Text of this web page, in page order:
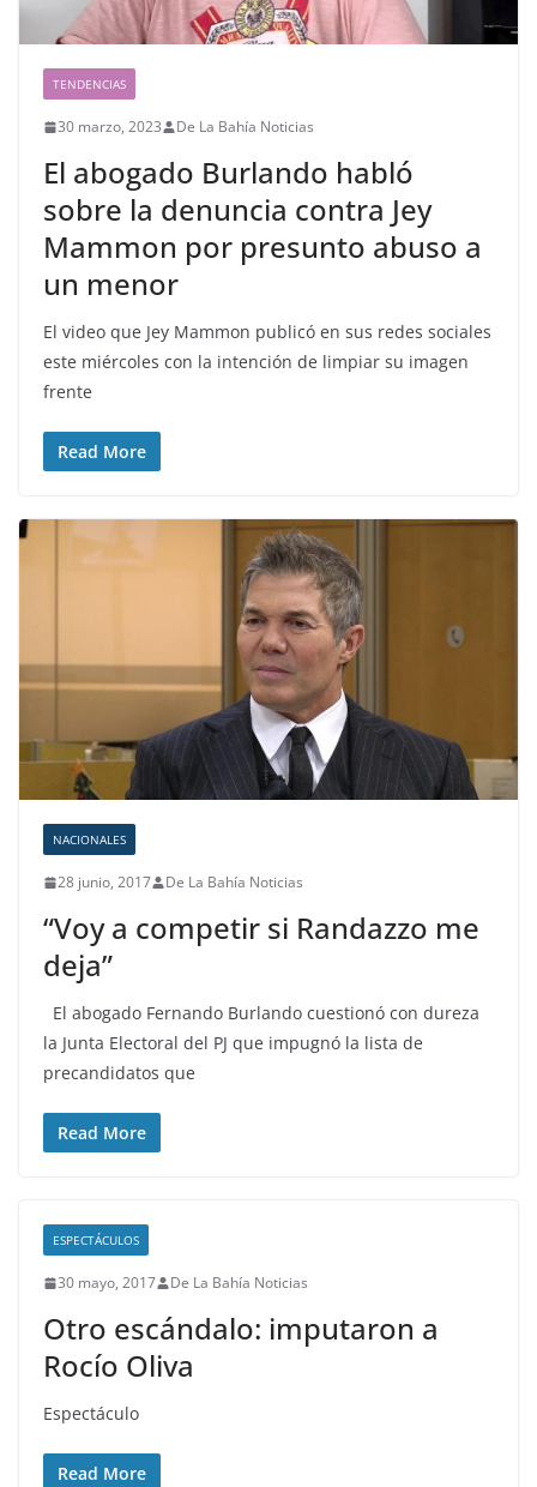
TENDENCIAS
30 marzo, 2023 De La Bahía Noticias
El abogado Burlando habló
sobre la denuncia contra Jey
Mammon por presunto abuso a
un menor
El video que Jey Mammon publicó en sus redes sociales
este miércoles con la intención de limpiar su imagen
frente
Read More
NACIONALES
28 junio, 2017 De La Bahía Noticias
“Voy a competir si Randazzo me
deja”
El abogado Fernando Burlando cuestionó con dureza
la Junta Electoral del PJ que impugnó la lista de
precandidatos que
Read More
ESPECTÁCULOS
30 mayo, 2017 De La Bahía Noticias
Otro escándalo: imputaron a
Rocío Oliva
Espectáculo
Read More